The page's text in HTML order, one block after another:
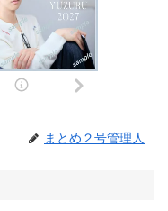
まとめ２号管理人